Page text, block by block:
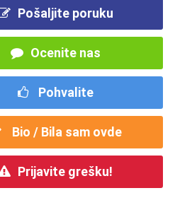
Pošaljite poruku
Ocenite nas
Pohvalite
Bio / Bila sam ovde
Prijavite grešku!